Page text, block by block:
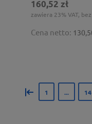
160,52 zł
zawiera 23% VAT,
Cena netto:
« 1 ... 14